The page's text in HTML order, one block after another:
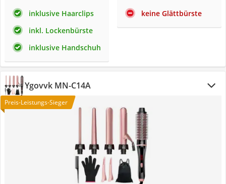
inklusive Haarclips
inkl. Lockenbürste
inklusive Handschuh
keine Glättbürste
Ygovvk MN-C14A
Preis-Leistungs-Sieger